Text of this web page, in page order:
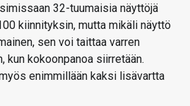
32-tuumaisia näyttöjä
kiinnityksin, mutta mikäli näyttö
sen voi taittaa varren
kun kokoonpanoa siirretään.
enimmillään kaksi lisävartta